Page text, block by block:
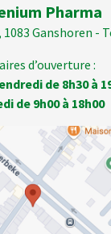
Pharma
1083 Ganshoren -
d’ouverture :
de 8h30 à
de 9h00 à 18h00